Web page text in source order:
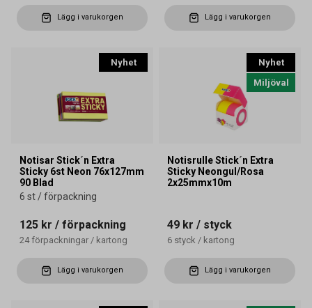
Lägg i varukorgen Lägg i varukorgen
Nyhet
Notisar Stick´n Extra
Sticky 6st Neon 76x127mm
90 Blad
6 st / förpackning
125 kr / förpackning
24 förpackningar / kartong
Lägg i varukorgen
Nyhet
Miljöval
Notisrulle Stick´n Extra
Sticky Neongul/Rosa
2x25mmx10m
49 kr / styck
6 styck / kartong
Lägg i varukorgen